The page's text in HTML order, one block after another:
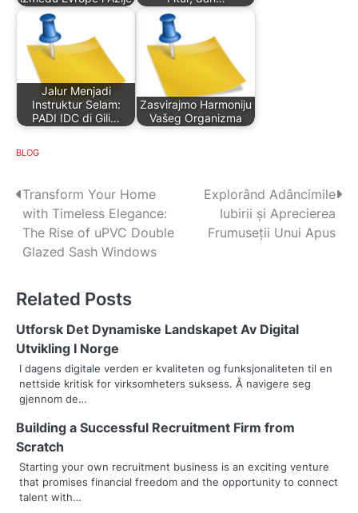
Jalur Menjadi
Instruktur Selam:
PADI IDC di Gili…
Zasvirajmo Harmoniju
Vašeg Organizma
BLOG
P
o
s
n
a
v
i
g
a
t
Transform Your Home
with Timeless Elegance:
The Rise of uPVC Double
Glazed Sash Windows
Explorând Adâncimile
Iubirii și Aprecierea
Frumuseții Unui Apus
Related Posts
Utforsk Det Dynamiske Landskapet Av Digital
Utvikling I Norge
I dagens digitale verden er kvaliteten og funksjonaliteten til en
nettside kritisk for virksomheters suksess. Å navigere seg
gjennom de…
Building a Successful Recruitment Firm from
Scratch
Starting your own recruitment business is an exciting venture
that promises financial freedom and the opportunity to connect
talent with…